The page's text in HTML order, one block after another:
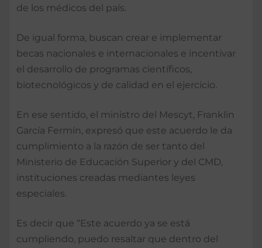
de los médicos del país.
De igual forma, buscan crear e implementar
becas nacionales e internacionales e incentivar
el desarrollo de programas científicos,
biotecnológicos y de calidad en el ejercicio.
En ese sentido, el ministro del Mescyt, Franklin
García Fermín, expresó que este acuerdo le da
cumplimiento a la razón de ser tanto del
Ministerio de Educación Superior y del CMD,
instituciones creadas mediantes leyes
especiales.
Es decir que “Este acuerdo ya se está
cumpliendo, puedo resaltar que dentro del